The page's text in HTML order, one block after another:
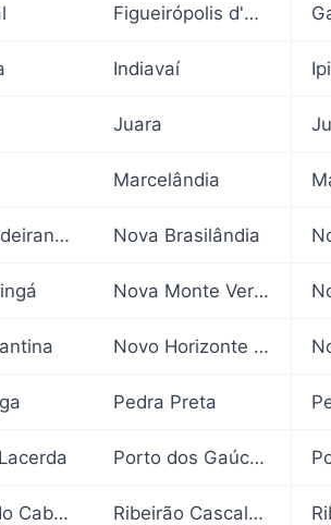
Figueirópolis d'Oeste
Indiavaí
Juara
Marcelândia
Nova Bandeirantes Nova Brasilândia
Nova Monte Verde
Novo Horizonte do Norte
Pedra Preta
Porto dos Gaúchos
Reserva do Cabaçal Ribeirão Cascalheira